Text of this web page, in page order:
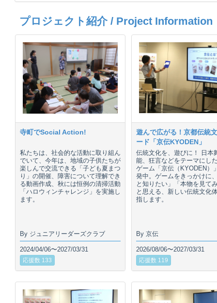
プロジェクト紹介 / Project Information
寺町でSocial Action!
私たちは、社会的な活動に取り組ん
でいて、今年は、地域の子供たちが
楽しんで交流できる「子ども夏まつ
り」の開催、障害について理解でき
る動画作成、秋には恒例の清掃活動
「ハロウィンチャレンジ」を実施し
ます。
By ジュニアリーダーズクラブ
2024/04/06〜2027/03/31
応援数 133
遊んで広がる！京都伝統
ード「京伝KYODEN」
伝統文化を、遊びに！ 日本
能、狂言などをテーマにし
ゲーム「京伝（KYODEN）
発中。ゲームをきっかけに
と知りたい」「本物を見て
と思える、新しい伝統文化
指します。
By 京伝
2026/08/06〜2027/03/31
応援数 119